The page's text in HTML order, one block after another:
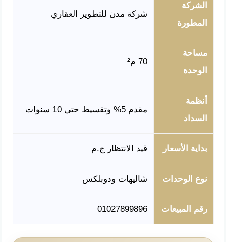
الشركة
المطورة
شركة مدن للتطوير العقاري
مساحة
الوحدة
70 م²
أنظمة
السداد
مقدم 5% وتقسيط حتى 10 سنوات
بداية الأسعار قيد الانتظار ج.م
نوع الوحدات شاليهات ودوبلكس
رقم المبيعات 01027899896